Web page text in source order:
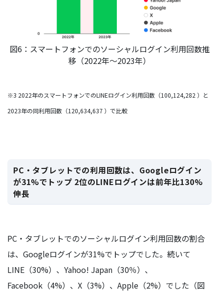
図6：スマートフォンでのソーシャルログイン利用回数推
移（2022年～2023年）
※3 2022年のスマートフォンでのLINEログイン利用回数（100,124,282 ）と
2023年の同利用回数（120,634,637 ）で比較
PC・タブレットでの利用回数は、Googleログイン
が31%でトップ 2位のLINEログインは前年比130%
伸長
PC・タブレットでのソーシャルログイン利用回数の割合
は、Googleログインが31%でトップでした。続いて
LINE（30%）、Yahoo! Japan（30％）、
Facebook（4%）、X（3%）、Apple（2%）でした（図